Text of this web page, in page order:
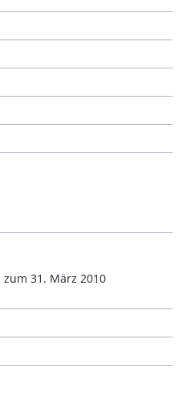
31. März 2010